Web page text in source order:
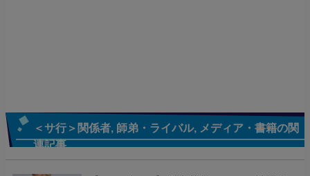
＜サ行＞関係者 師弟・ライバル, メディア・書籍の関
連記事